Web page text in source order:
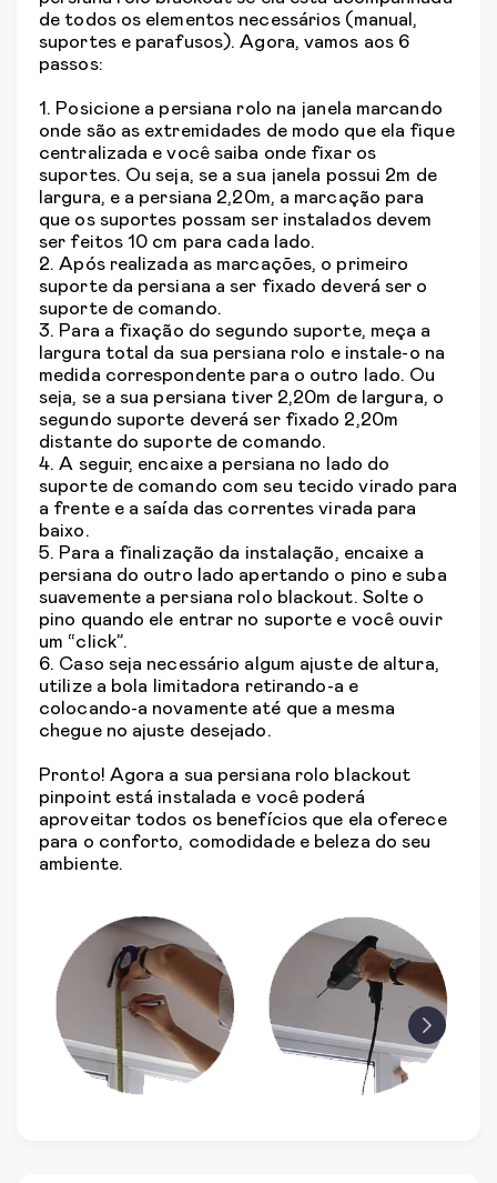
de todos os elementos necessários (manual,
suportes e parafusos). Agora, vamos aos 6
passos:
1. Posicione a persiana rolo na janela marcando
onde são as extremidades de modo que ela fique
centralizada e você saiba onde fixar os
suportes. Ou seja, se a sua janela possui 2m de
largura, e a persiana 2,20m, a marcação para
que os suportes possam ser instalados devem
ser feitos 10 cm para cada lado.
2. Após realizada as marcações, o primeiro
suporte da persiana a ser fixado deverá ser o
suporte de comando.
3. Para a fixação do segundo suporte, meça a
largura total da sua persiana rolo e instale-o na
medida correspondente para o outro lado. Ou
seja, se a sua persiana tiver 2,20m de largura, o
segundo suporte deverá ser fixado 2,20m
distante do suporte de comando.
4. A seguir, encaixe a persiana no lado do
suporte de comando com seu tecido virado para
a frente e a saída das correntes virada para
baixo.
5. Para a finalização da instalação, encaixe a
persiana do outro lado apertando o pino e suba
suavemente a persiana rolo blackout. Solte o
pino quando ele entrar no suporte e você ouvir
um “click”.
6. Caso seja necessário algum ajuste de altura,
utilize a bola limitadora retirando-a e
colocando-a novamente até que a mesma
chegue no ajuste desejado.
Pronto! Agora a sua persiana rolo blackout
pinpoint está instalada e você poderá
aproveitar todos os benefícios que ela oferece
para o conforto, comodidade e beleza do seu
ambiente.